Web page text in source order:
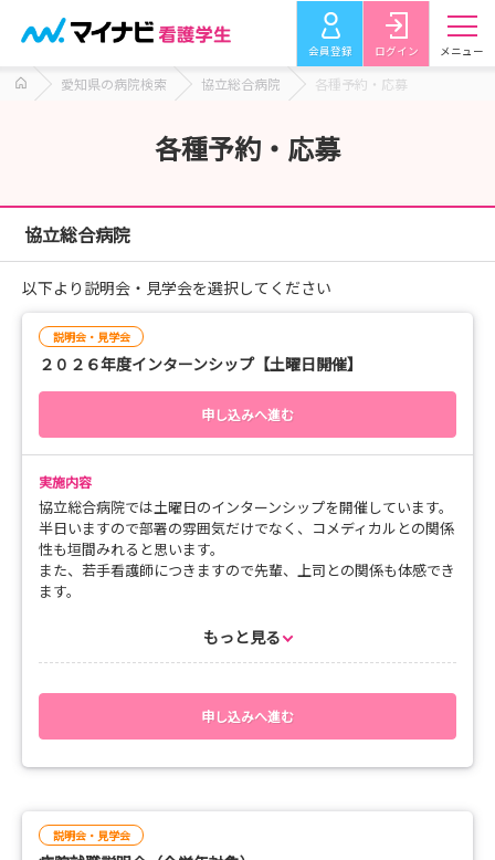
会員登録 ログイン メニュー
愛知県の病院検索 協立総合病院 各種予約・応募
各種予約・応募
協立総合病院
以下より説明会・見学会を選択してください
説明会・見学会
２０２６年度インターンシップ【土曜日開催】
申し込みへ進む
実施内容
協立総合病院では土曜日のインターンシップを開催しています。
半日いますので部署の雰囲気だけでなく、コメディカルとの関係
性も垣間みれると思います。
また、若手看護師につきますので先輩、上司との関係も体感でき
ます。
持ち物：実習白衣、ナースシューズ、筆記用具
もっと見る
申し込みへ進む
説明会・見学会